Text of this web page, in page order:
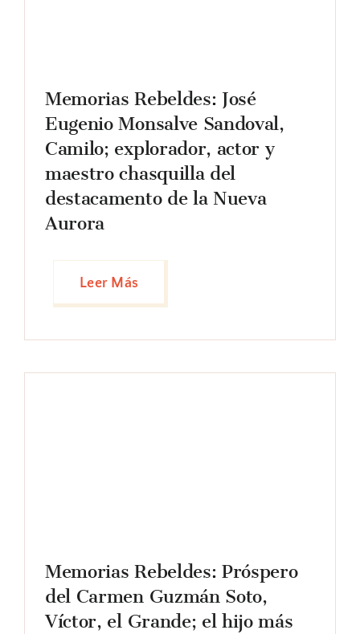
Memorias Rebeldes: José
Eugenio Monsalve Sandoval,
Camilo; explorador, actor y
maestro chasquilla del
destacamento de la Nueva
Aurora
Leer Más
Memorias Rebeldes: Próspero
del Carmen Guzmán Soto,
Víctor, el Grande; el hijo más